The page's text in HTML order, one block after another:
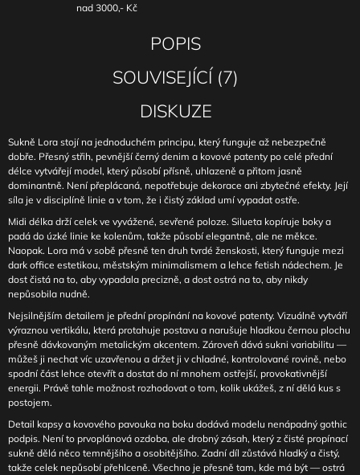
nad 3000,- Kč
POPIS
SOUVISEJÍCÍ (7)
DISKUZE
Sukně Lora stojí na jednoduchém principu, který funguje až nebezpečně
dobře. Přesný střih, pevnější černý denim a kovové patenty po celé přední
délce vytvářejí model, který působí přísně, uhlazeně a přitom jasně
dominantně. Není přeplácaná, nepotřebuje dekorace ani zbytečné efekty. Její
síla je v disciplíně linie a v tom, že i čistý základ umí vypadat ostře.
Midi délka drží celek ve vyvážené, sevřené poloze. Silueta kopíruje boky a
padá do úzké linie ke kolenům, takže působí elegantně, ale ne měkce.
Naopak. Lora má v sobě přesně ten druh tvrdé ženskosti, který funguje mezi
dark office estetikou, městským minimalismem a lehce fetish nádechem. Je
dost čistá na to, aby vypadala precizně, a dost ostrá na to, aby nikdy
nepůsobila nudně.
Nejsilnějším detailem je přední propínání na kovové patenty. Vizuálně vytváří
výraznou vertikálu, která protahuje postavu a narušuje hladkou černou plochu
přesně dávkovaným metalickým akcentem. Zároveň dává sukni variabilitu —
můžeš ji nechat víc uzavřenou a držet ji v chladné, kontrolované rovině, nebo
spodní část lehce otevřít a dostat do ní mnohem ostřejší, provokativnější
energii. Právě tahle možnost rozhodovat o tom, kolik ukážeš, z ní dělá kus s
postojem.
Detail kapsy a kovového pavouka na boku dodává modelu nenápadný gothic
podpis. Není to prvoplánová ozdoba, ale drobný zásah, který z čisté propínací
sukně dělá něco temnějšího a osobitějšího. Zadní díl zůstává hladký a čistý,
takže celek nepůsobí přehlceně. Všechno je přesně tam, kde má být — ostrá